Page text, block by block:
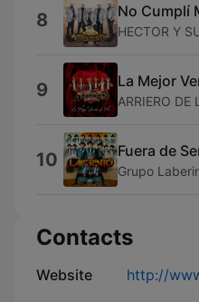
8 No Cumplí
HECTOR Y
9 La Mejor
ARRIERO
10 Fuera de
Grupo
Contacts
Website http://